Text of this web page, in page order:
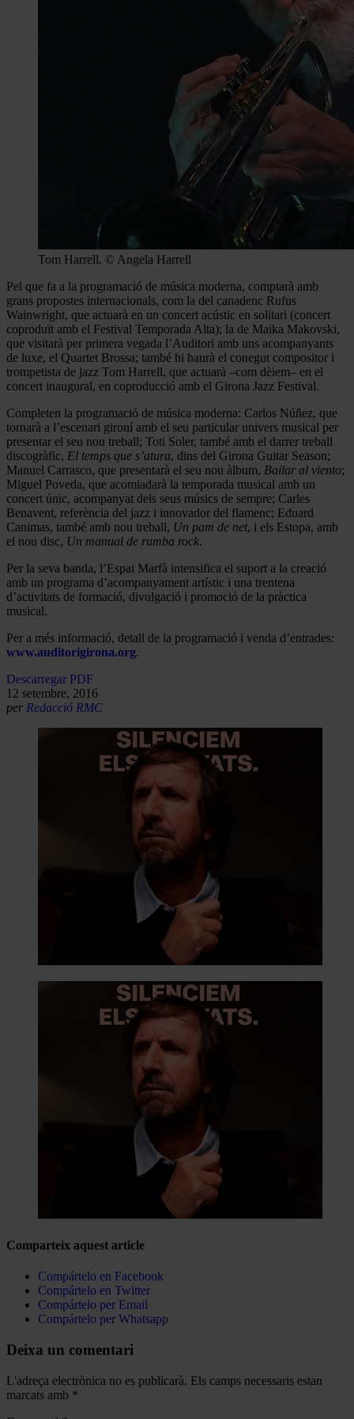
Tom Harrell. © Angela Harrell
Pel que fa a la programació de música moderna, comptarà amb
grans propostes internacionals, com la del canadenc Rufus
Wainwright, que actuarà en un concert acústic en solitari (concert
coproduït amb el Festival Temporada Alta); la de Maika Makovski,
que visitarà per primera vegada l’Auditori amb uns acompanyants
de luxe, el Quartet Brossa; també hi haurà el conegut compositor i
trompetista de jazz Tom Harrell, que actuarà –com dèiem– en el
concert inaugural, en coproducció amb el Girona Jazz Festival.
Completen la programació de música moderna: Carlos Núñez, que
tornarà a l’escenari gironí amb el seu particular univers musical per
presentar el seu nou treball; Toti Soler, també amb el darrer treball
discogràfic, El temps que s’atura, dins del Girona Guitar Season;
Manuel Carrasco, que presentarà el seu nou àlbum, Bailar al viento;
Miguel Poveda, que acomiadarà la temporada musical amb un
concert únic, acompanyat dels seus músics de sempre; Carles
Benavent, referència del jazz i innovador del flamenc; Eduard
Canimas, també amb nou treball, Un pam de net, i els Estopa, amb
el nou disc, Un manual de rumba rock.
Per la seva banda, l’Espai Marfà intensifica el suport a la creació
amb un programa d’acompanyament artístic i una trentena
d’activitats de formació, divulgació i promoció de la pràctica
musical.
Per a més informació, detall de la programació i venda d’entrades:
www.auditorigirona.org.
Descarregar PDF
12 setembre, 2016
per Redacció RMC
Comparteix aquest article
Compártelo en Facebook
Compártelo en Twitter
Compártelo per Email
Compártelo per Whatsapp
Deixa un comentari
L'adreça electrònica no es publicarà. Els camps necessaris estan
marcats amb *